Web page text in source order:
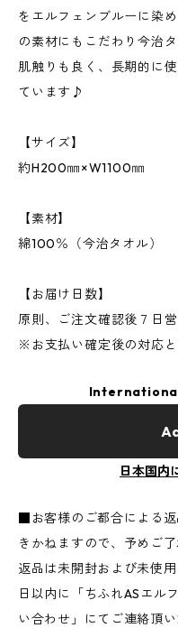
をエルフェンブルーに染
の素材にもこだわり今治
肌触りも良く、長期的に
ています♪
【サイズ】
約H200㎜×W1100㎜
【素材】
綿100％（今治タオル）
【お届け日数】
原則、ご注文確認後７日
※お支払い確定後の対応と
日本国内
■お客様のご都合による
きかねますので、予めご了
返品は未開封および未使
日以内に「ちふれASエル
い合わせ」にてご連絡頂